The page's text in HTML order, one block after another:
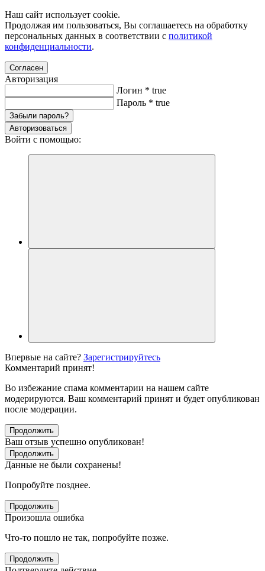
Наш сайт использует cookie.
Продолжая им пользоваться, Вы соглашаетесь на обработку
персональных данных в соответствии с политикой
конфиденциальности.
Согласен
Авторизация
Логин * true
Пароль * true
Забыли пароль?
Авторизоваться
Войти с помощью:
Впервые на сайте? Зарегистрируйтесь
Комментарий принят!
Во избежание спама комментарии на нашем сайте
модерируются. Ваш комментарий принят и будет опубликован
после модерации.
Продолжить
Ваш отзыв успешно опубликован!
Продолжить
Данные не были сохранены!
Попробуйте позднее.
Продолжить
Произошла ошибка
Что-то пошло не так, попробуйте позже.
Продолжить